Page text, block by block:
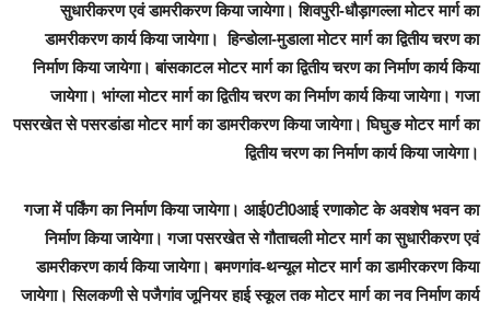
सुधारीकरण एवं डामरीकरण किया जायेगा। शिवपुरी-धौड़ागल्ला मोटर मार्ग का
डामरीकरण कार्य किया जायेगा। हिन्डोला-मुडाला मोटर मार्ग का द्वितीय चरण का
निर्माण किया जायेगा। बांसकाटल मोटर मार्ग का द्वितीय चरण का निर्माण कार्य किया
जायेगा। भांग्ला मोटर मार्ग का द्वितीय चरण का निर्माण कार्य किया जायेगा। गजा
पसरखेत से पसरडांडा मोटर मार्ग का डामरीकरण किया जायेगा। घिघुङ मोटर मार्ग का
द्वितीय चरण का निर्माण कार्य किया जायेगा।
गजा में पर्किंग का निर्माण किया जायेगा। आई0टी0आई रणाकोट के अवशेष भवन का
निर्माण किया जायेगा। गजा पसरखेत से गौताचली मोटर मार्ग का सुधारीकरण एवं
डामरीकरण कार्य किया जायेगा। बमणगांव-थन्यूल मोटर मार्ग का डामीरकरण किया
जायेगा। सिलकणी से पजैगांव जूनियर हाई स्कूल तक मोटर मार्ग का नव निर्माण कार्य